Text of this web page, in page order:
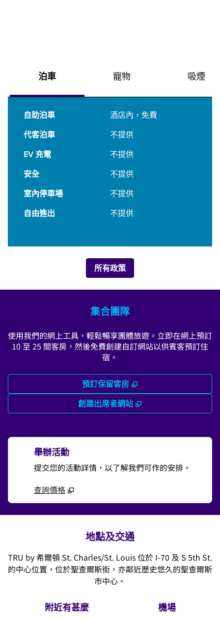
泊車 寵物 吸煙
自助泊車 酒店內 ， 免費
代客泊車
不提供
EV 充電
不提供
安全
不提供
室內停車場
不提供
自由進出
不提供
所有政策
集合團隊
使用我們的網上工具，輕鬆暢享團體旅遊。立即在網上預訂
10 至 25 間客房，然後免費創建自訂網站以供賓客預訂住
宿。
預訂保留客房 ,
創建出席者網站
,
舉辦活動
提交您的活動詳情，以了解我們可作的安排。
查詢價格
地點及交通
TRU by 希爾頓 St. Charles/St. Louis 位於 I-70 及 S 5th St.
的中心位置，位於聖查爾斯街，亦鄰近歷史悠久的聖查爾斯
市中心。
附近有甚麼 機場